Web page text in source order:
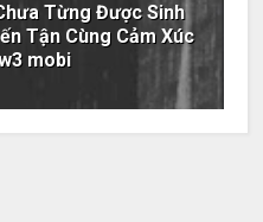
Từng Được Sinh
Tận Cùng Cảm Xúc
mobi